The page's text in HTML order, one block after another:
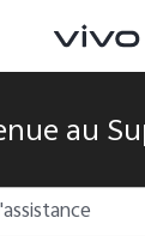
au